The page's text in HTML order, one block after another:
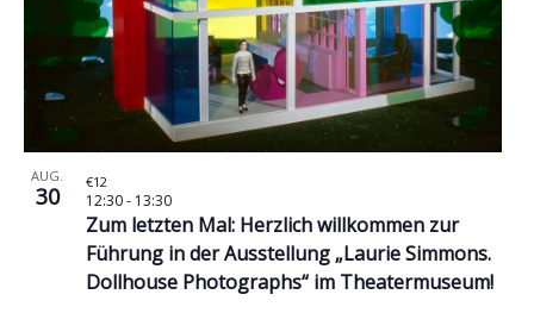
AUG.
30
Zum letzten Mal: Herzlich willkommen zur
Führung in der Ausstellung „Laurie Simmons.
Dollhouse Photographs“ im Theatermuseum!
12:30- 13:30
€12